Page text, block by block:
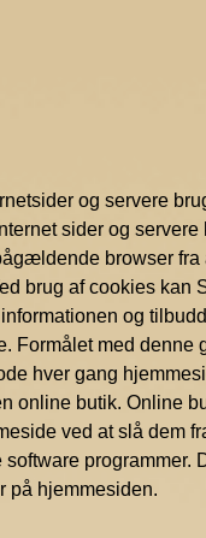
og servere
sider og servere
browser
brug af cookies kan
og
Formålet med denne
hver gang
online butik. Online
ved at slå dem
programmer.
på hjemmesiden.